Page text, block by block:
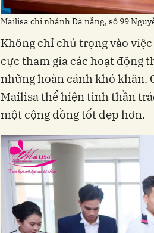
Mailisa chi nhánh Đà nẵng, số 99
Không chỉ chú trọng vào
cực tham gia các hoạt động
những hoàn cảnh khó khăn.
Mailisa thể hiện tinh thần
một cộng đồng tốt đẹp hơn.